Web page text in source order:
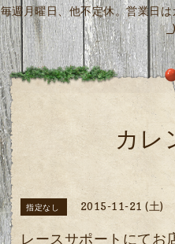
毎週月曜日、他不定休。営業日
カ
指定なし 2015-11-21 (土)
レースサポートにてお